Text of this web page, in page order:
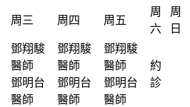
周三 周四 周五
周
六
周
日
鄧翔駿
醫師
鄧明台
醫師
鄧翔駿
醫師
鄧明台
醫師
鄧翔駿
醫師
鄧明台
醫師
約
診